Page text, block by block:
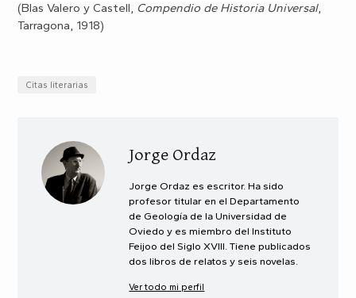
(Blas Valero y Castell, Compendio de Historia Universal,
Tarragona, 1918)
Citas literarias
Jorge Ordaz
Jorge Ordaz es escritor. Ha sido
profesor titular en el Departamento
de Geología de la Universidad de
Oviedo y es miembro del Instituto
Feijoo del Siglo XVIII. Tiene publicados
dos libros de relatos y seis novelas.
Ver todo mi perfil